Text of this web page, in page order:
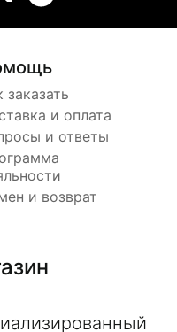
заказать
и оплата
и ответы
и возврат